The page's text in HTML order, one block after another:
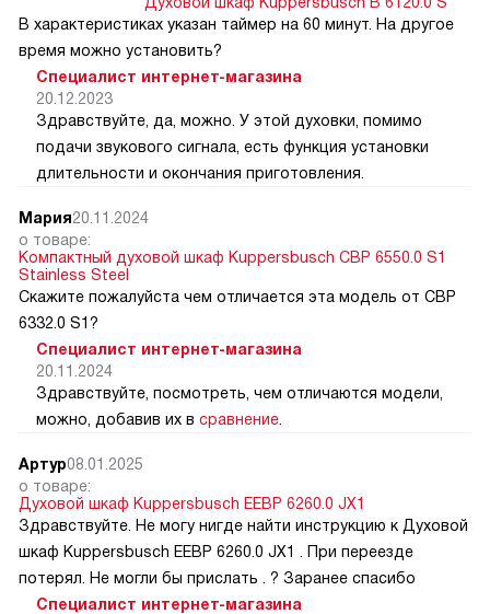
В характеристиках указан таймер на 60 минут. На другое
время можно установить?
Специалист интернет-магазина
20.12.2023
Здравствуйте, да, можно. У этой духовки, помимо
подачи звукового сигнала, есть функция установки
длительности и окончания приготовления.
Мария20.11.2024
о товаре:
Компактный духовой шкаф Kuppersbusch CBP 6550.0 S1
Stainless Steel
Скажите пожалуйста чем отличается эта модель от CВP
6332.0 S1?
Специалист интернет-магазина
20.11.2024
Здравствуйте, посмотреть, чем отличаются модели,
можно, добавив их в сравнение
Артур08.01.2025
о товаре:
Духовой шкаф Kuppersbusch EEBP 6260.0 JX1
Здравствуйте. Не могу нигде найти инструкцию к Духовой
шкаф Kuppersbusch EEBP 6260.0 JX1 . При переезде
потерял. Не могли бы прислать . ? Заранее спасибо
Специалист интернет-магазина